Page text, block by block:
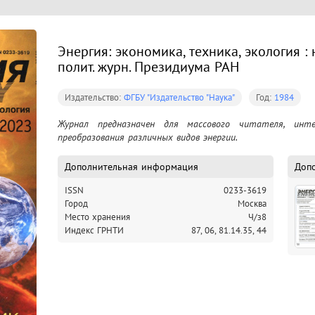
Энергия: экономика, техника, экология :
полит. журн. Президиума РАН
Издательство: ФГБУ "Издательство "Наука" Год: 1984
Журнал предназначен для массового читателя,
преобразования различных видов энергии.
Дополнительная информация
ISSN
0233-3619
Город
Москва
Место хранения
Ч/з8
Индекс ГРНТИ
87, 06, 81.14.35, 44